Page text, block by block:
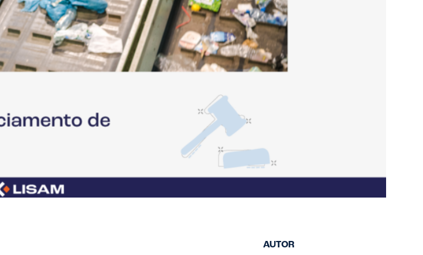
de segurança
atualizados e
acessíveis.
AUTOR